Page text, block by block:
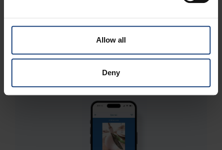
Allow all
Deny
Etape 2
Accédez aux journaux électroniques dans
souhaitez télécharger.